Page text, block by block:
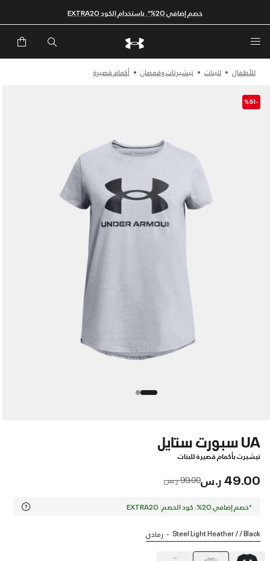
خصم إضافي 20%*. باستخدام الكود EXTRA20
للأطفال للبنات تيشيرتات وقمصان أكمام قصيرة
-%51
UA سبورت ستايل
تيشيرت بأكمام قصيرة للبنات
49.00 ر.س Price reduced from
99.00 ر.س to
*خصم إضافي 20%. كود الخصم: EXTRA20
Steel Light Heather / / Black رمادي